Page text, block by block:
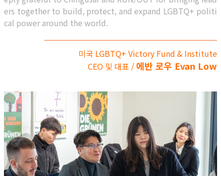
ers together to build, protect, and expand LGBTQ+ politi
cal power around the world.
미국 LGBTQ+ Victory Fund & Institute
CEO 및 대표 /에반 로우 Evan Low